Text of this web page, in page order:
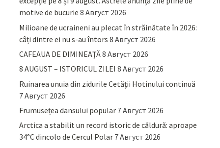
motive de bucurie 8 Август 2026
Milioane de ucraineni au plecat în străinătate în 2026:
câți dintre ei nu s-au întors 8 Август 2026
CAFEAUA DE DIMINEAȚĂ8 Август 2026
8 AUGUST – ISTORICUL ZILEI 8 Август 2026
Ruinarea unuia din zidurile Cetății Hotinului continuă
7 Август 2026
Frumusețea dansului popular 7 Август 2026
Arctica a stabilit un record istoric de căldură: aproape
34°C dincolo de Cercul Polar 7 Август 2026